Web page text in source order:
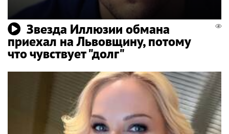
Звезда Иллюзии обмана
приехал на Львовщину, потому
что чувствует "долг"